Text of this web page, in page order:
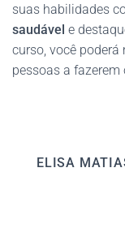
suas habilidades
saudável e
curso, você
pessoas a fazerem
ELISA